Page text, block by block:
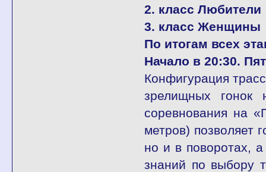
2. класс Любители
3. класс Женщины
По итогам всех
Начало в 20:30.
Конфигурация
зрелищных гонок
соревнования на
метров) позволяет
но и в поворотах,
знаний по выбору